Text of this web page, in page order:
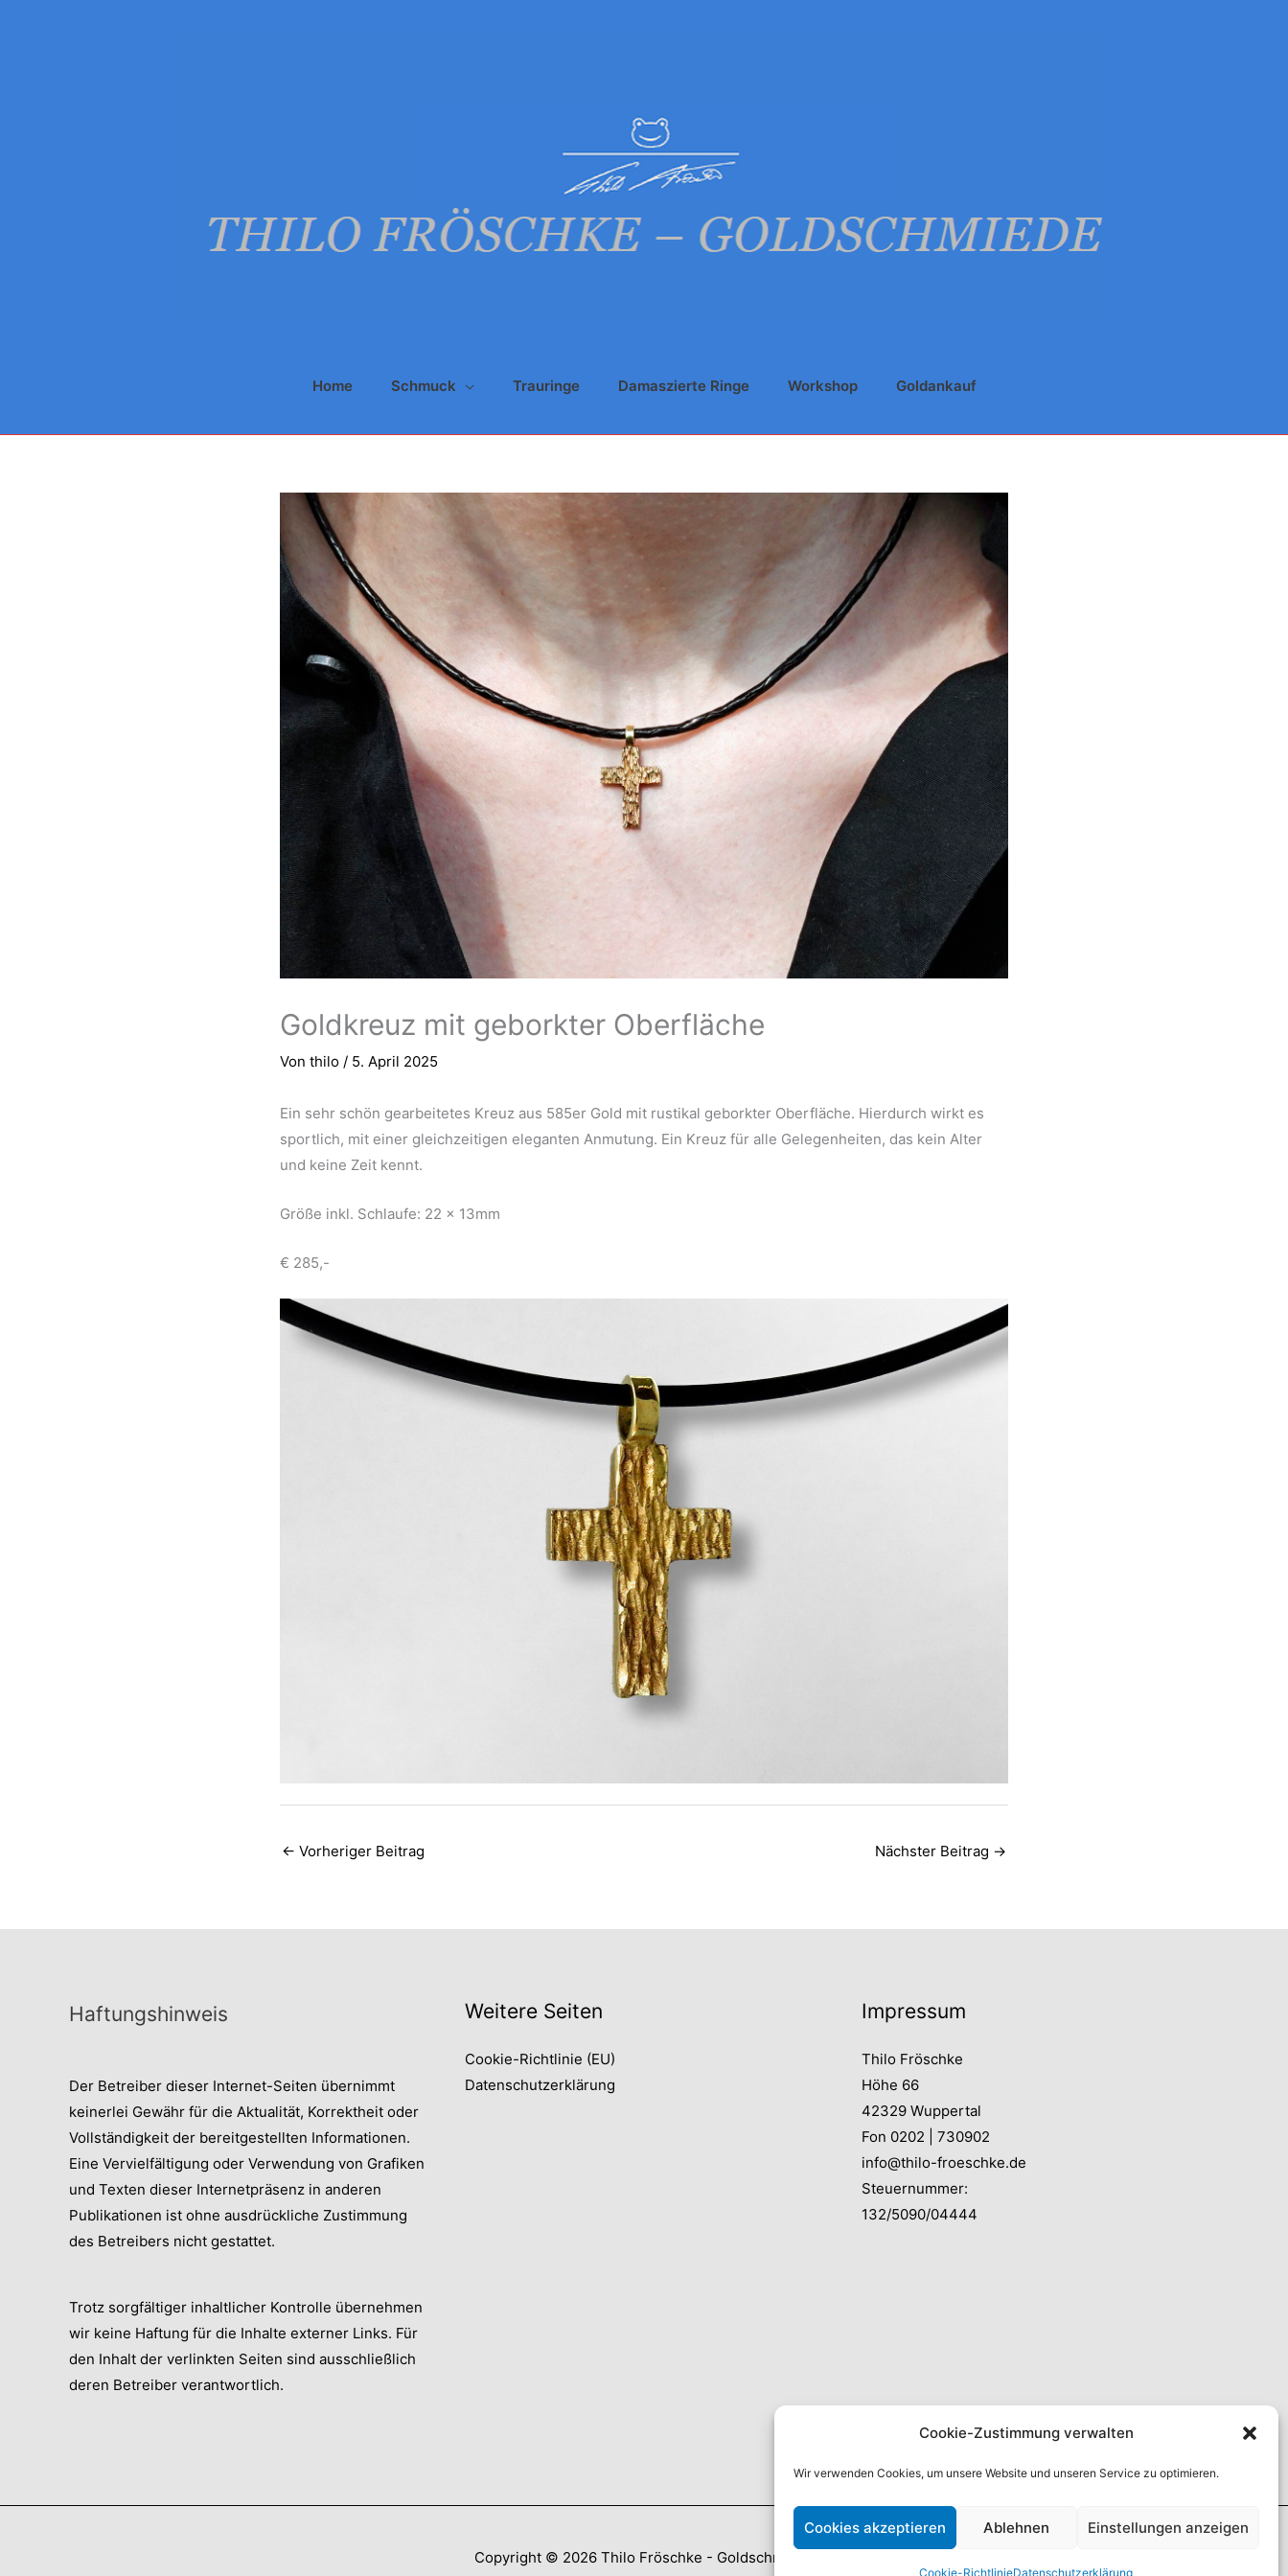
Cookie-Zustimmung verwalten
Wir verwenden Cookies, um unsere Website und unseren Service zu optimieren.
Cookies akzeptieren Ablehnen Einstellungen anzeigen
Cookie-RichtlinieDatenschutzerklärung
Home Schmuck Trauringe Damaszierte Ringe Workshop Goldankauf
Goldkreuz mit geborkter Oberfläche
Von thilo / 5. April 2025
Ein sehr schön gearbeitetes Kreuz aus 585er Gold mit rustikal geborkter Oberfläche. Hierdurch wirkt es
sportlich, mit einer gleichzeitigen eleganten Anmutung. Ein Kreuz für alle Gelegenheiten, das kein Alter
und keine Zeit kennt.
Größe inkl. Schlaufe: 22 x 13mm
€ 285,-
← Vorheriger Beitrag Nächster Beitrag →
Haftungshinweis
Der Betreiber dieser Internet-Seiten übernimmt
keinerlei Gewähr für die Aktualität, Korrektheit oder
Vollständigkeit der bereitgestellten Informationen.
Eine Vervielfältigung oder Verwendung von Grafiken
und Texten dieser Internetpräsenz in anderen
Publikationen ist ohne ausdrückliche Zustimmung
des Betreibers nicht gestattet.
Trotz sorgfältiger inhaltlicher Kontrolle übernehmen
wir keine Haftung für die Inhalte externer Links. Für
den Inhalt der verlinkten Seiten sind ausschließlich
deren Betreiber verantwortlich.
Weitere Seiten
Cookie-Richtlinie (EU)
Datenschutzerklärung
Impressum
Thilo Fröschke
Höhe 66
42329 Wuppertal
Fon 0202 | 730902
info@thilo-froeschke.de
Steuernummer:
132/5090/04444
Copyright © 2026 Thilo Fröschke - Goldschmiede